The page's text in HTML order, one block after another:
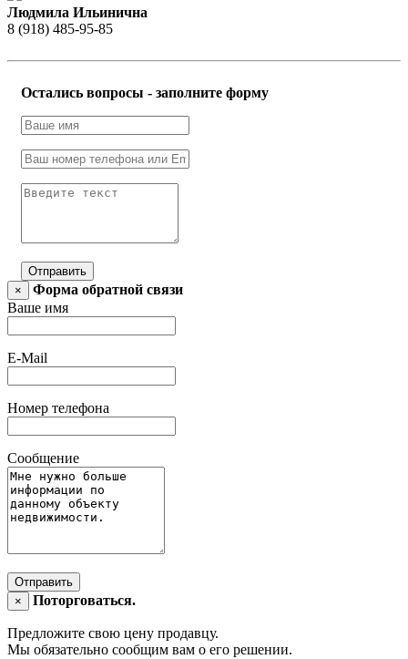
Людмила Ильинична
8 (918) 485-95-85
Остались вопросы - заполните форму
Отправить
×
Форма обратной связи
Ваше имя
E-Mail
Номер телефона
Сообщение
Отправить
×
Поторговаться.
Предложите свою цену продавцу.
Мы обязательно сообщим вам о его решении.